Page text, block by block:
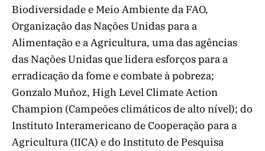
Biodiversidade e Meio Ambiente da FAO,
Organização das Nações Unidas para a
Alimentação e a Agricultura, uma das agências
das Nações Unidas que lidera esforços para a
erradicação da fome e combate à pobreza;
Gonzalo Muñoz, High Level Climate Action
Champion (Campeões climáticos de alto nível); do
Instituto Interamericano de Cooperação para a
Agricultura (IICA) e do Instituto de Pesquisa